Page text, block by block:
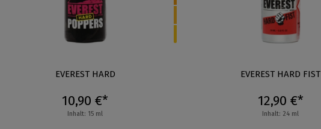
EVEREST HARD
10,90 €*
Inhalt: 15 ml
EVEREST HARD FIST
12,90 €*
Inhalt: 24 ml